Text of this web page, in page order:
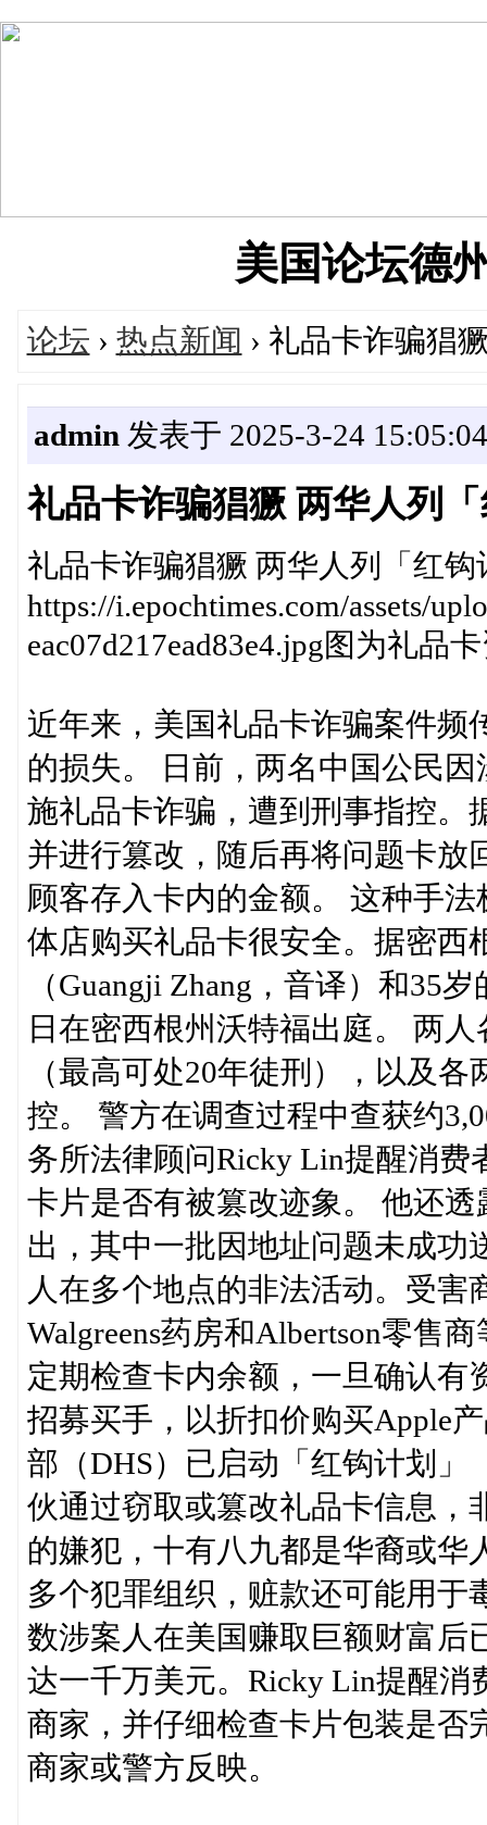
美国论坛德
论坛 › 热点新闻 › 礼品卡诈骗猖
admin 发表于 2025-3-24 15:05:04
礼品卡诈骗猖獗 两华人列
礼品卡诈骗猖獗 两华人列「红钩
https://i.epochtimes.com/assets/
eac07d217ead83e4.jpg图为礼品
近年来，美国礼品卡诈骗案件频
的损失。 日前，两名中国公民
施礼品卡诈骗，遭到刑事指控。
并进行篡改，随后再将问题卡放
顾客存入卡内的金额。 这种手
体店购买礼品卡很安全。据密西
（Guangji Zhang，音译）和35
日在密西根州沃特福出庭。 两
（最高可处20年徒刑），以及
控。 警方在调查过程中查获约
务所法律顾问Ricky Lin提醒消
卡片是否有被篡改迹象。 他还
出，其中一批因地址问题未成功
人在多个地点的非法活动。受害
Walgreens药房和Albertson零售
定期检查卡内余额，一旦确认有
招募买手，以折扣价购买Apple
部（DHS）已启动「红钩计划」
伙通过窃取或篡改礼品卡信息，
的嫌犯，十有八九都是华裔或华
多个犯罪组织，赃款还可能用于
数涉案人在美国赚取巨额财富后
达一千万美元。Ricky Lin提醒
商家，并仔细检查卡片包装是否
商家或警方反映。